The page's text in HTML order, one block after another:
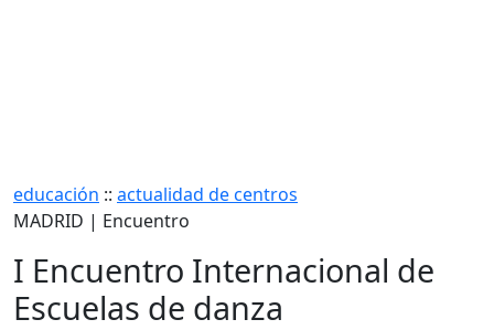
educación :: actualidad de centros
MADRID | Encuentro
I Encuentro Internacional de
Escuelas de danza